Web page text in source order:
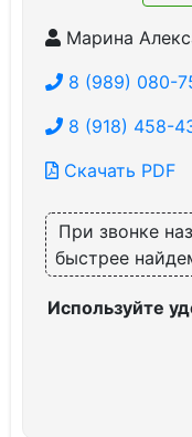
Марина
8 (989) 080-
8 (918) 458-
Скачать PDF
При звонке
быстрее
Используйте